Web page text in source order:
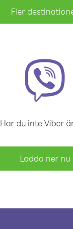
Fler
Har du inte Viber
Ladda ner nu